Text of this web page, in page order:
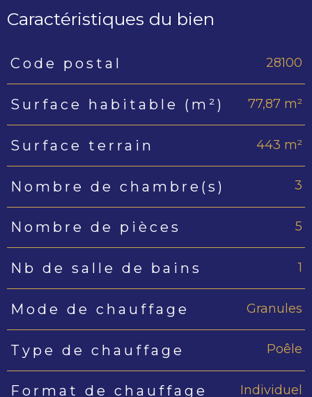
Caractéristiques du bien
Caractéristiques
Code postal 28100
Surface habitable (m²) 77,87 m²
Surface terrain 443 m²
Nombre de chambre(s) 3
Nombre de pièces 5
Nb de salle de bains 1
Mode de chauffage Granules
Type de chauffage Poêle
Format de chauffage Individuel